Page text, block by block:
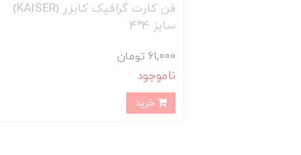
فن کارت گرافیک کایزر (KAISER)
سایز 4*4
61,000 تومان
ناموجود